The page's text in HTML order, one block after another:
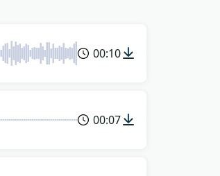
00:10
00:07